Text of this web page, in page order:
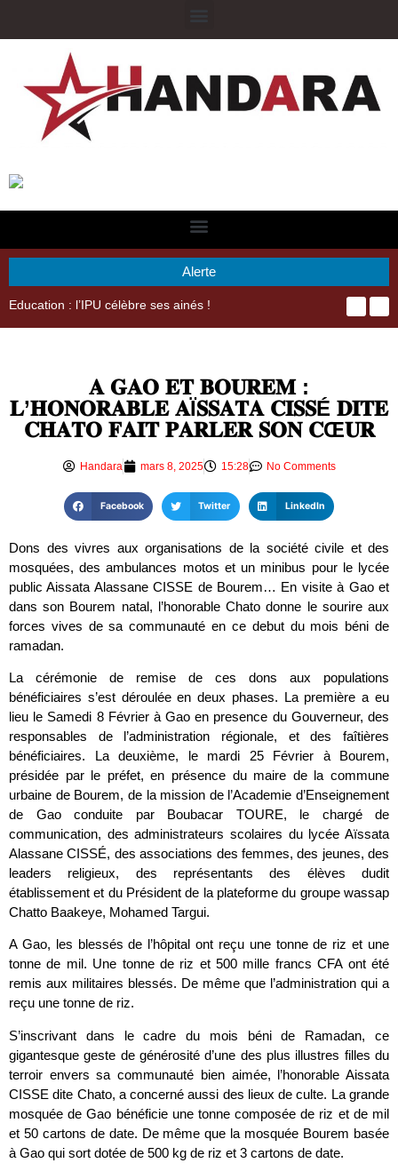
Alerte
Education : l’IPU célèbre ses ainés !
𝐀 𝐆𝐀𝐎 𝐄𝐓 𝐁𝐎𝐔𝐑𝐄𝐌 :
𝐋’𝐇𝐎𝐍𝐎𝐑𝐀𝐁𝐋𝐄 𝐀Ï𝐒𝐒𝐀𝐓𝐀 𝐂𝐈𝐒𝐒É 𝐃𝐈𝐓𝐄
𝐂𝐇𝐀𝐓𝐎 𝐅𝐀𝐈𝐓 𝐏𝐀𝐑𝐋𝐄𝐑 𝐒𝐎𝐍 𝐂Œ𝐔𝐑
Handara mars 8, 2025 15:28 No Comments
Facebook Twitter LinkedIn
Dons des vivres aux organisations de la société civile et des
mosquées, des ambulances motos et un minibus pour le lycée
public Aissata Alassane CISSE de Bourem… En visite à Gao et
dans son Bourem natal, l’honorable Chato donne le sourire aux
forces vives de sa communauté en ce debut du mois béni de
ramadan.
La cérémonie de remise de ces dons aux populations
bénéficiaires s’est déroulée en deux phases. La première a eu
lieu le Samedi 8 Février à Gao en presence du Gouverneur, des
responsables de l’administration régionale, et des faîtières
bénéficiaires. La deuxième, le mardi 25 Février à Bourem,
présidée par le préfet, en présence du maire de la commune
urbaine de Bourem, de la mission de l’Academie d’Enseignement
de Gao conduite par Boubacar TOURE, le chargé de
communication, des administrateurs scolaires du lycée Aïssata
Alassane CISSÉ, des associations des femmes, des jeunes, des
leaders religieux, des représentants des élèves dudit
établissement et du Président de la plateforme du groupe wassap
Chatto Baakeye, Mohamed Targui.
A Gao, les blessés de l’hôpital ont reçu une tonne de riz et une
tonne de mil. Une tonne de riz et 500 mille francs CFA ont été
remis aux militaires blessés. De même que l’administration qui a
reçu une tonne de riz.
S’inscrivant dans le cadre du mois béni de Ramadan, ce
gigantesque geste de générosité d’une des plus illustres filles du
terroir envers sa communauté bien aimée, l’honorable Aissata
CISSE dite Chato, a concerné aussi des lieux de culte. La grande
mosquée de Gao bénéficie une tonne composée de riz et de mil
et 50 cartons de date. De même que la mosquée Bourem basée
à Gao qui sort dotée de 500 kg de riz et 3 cartons de date.